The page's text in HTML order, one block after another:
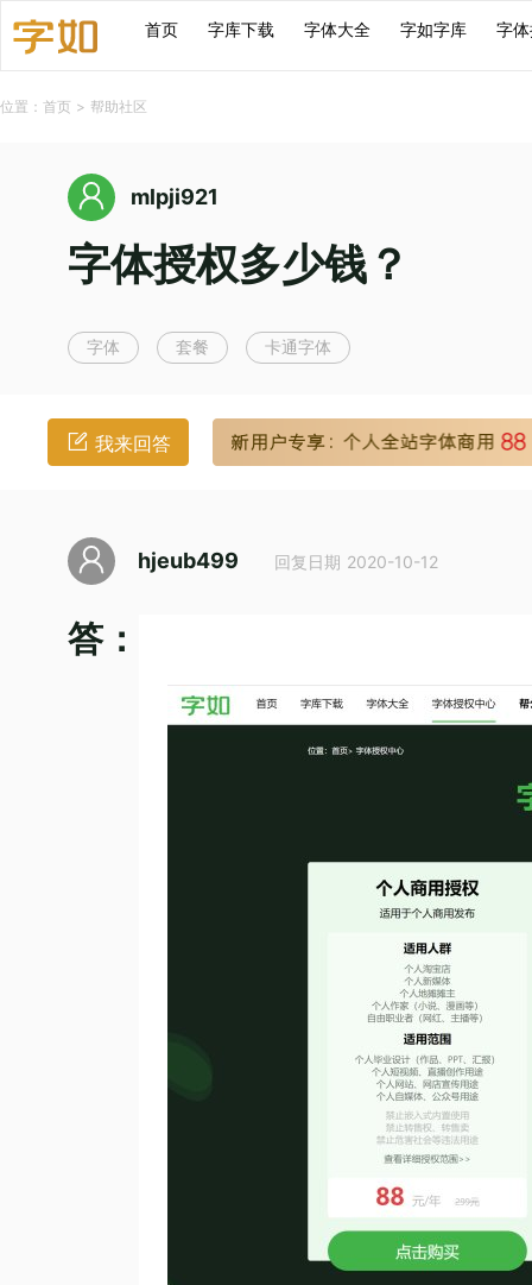
首页 字库下载 字体大全 字如字库 字
位置： 首页 > 帮助社区
mlpji921
字体授权多少钱？
字体 套餐 卡通字体
我来回答
hjeub499 回复日期 2020-10-12
答：